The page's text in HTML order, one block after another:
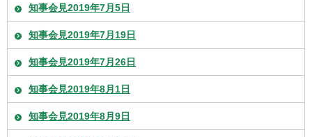
知事会見2019年7月5日
知事会見2019年7月19日
知事会見2019年7月26日
知事会見2019年8月1日
知事会見2019年8月9日